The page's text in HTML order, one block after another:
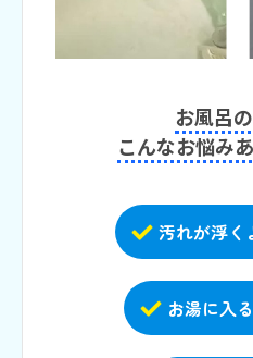
お風呂
こんなお悩み
汚れが浮く
お湯に入